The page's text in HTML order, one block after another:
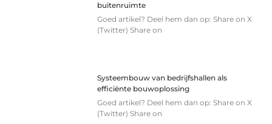
buitenruimte
Goed artikel? Deel hem dan op: Share on X
(Twitter) Share on
Systeembouw van bedrijfshallen als
efficiënte bouwoplossing
Goed artikel? Deel hem dan op: Share on X
(Twitter) Share on